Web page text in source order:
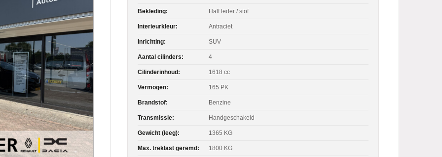
Bekleding: Half leder / stof
Interieurkleur: Antraciet
Inrichting: SUV
Aantal cilinders: 4
Cilinderinhoud: 1618 cc
Vermogen: 165 PK
Brandstof: Benzine
Transmissie: Handgeschakeld
Gewicht (leeg): 1365 KG
Max. treklast geremd: 1800 KG